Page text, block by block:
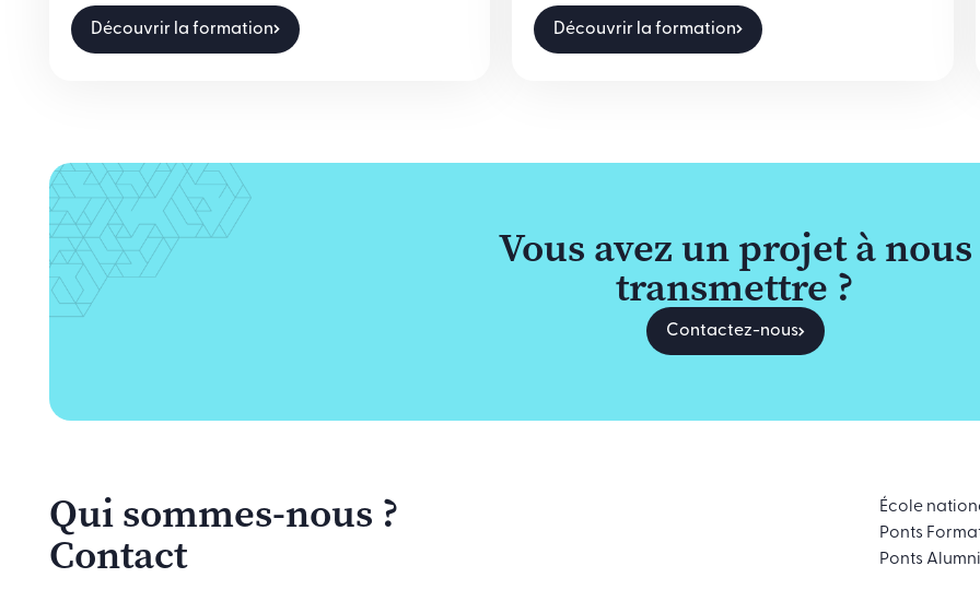
Découvrir la formation Découvrir la formation
Vous avez un projet à nous
transmettre ?
Contactez-nous
Qui sommes-nous ?
Contact
École
Ponts
Ponts